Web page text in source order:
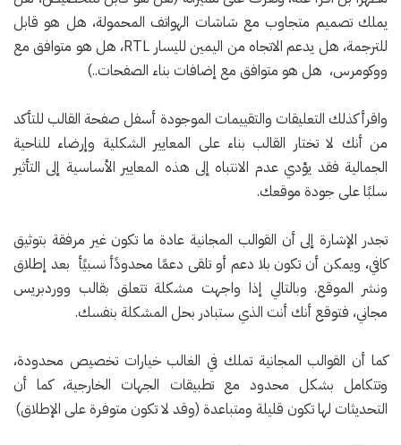
يملك تصميم متجاوب مع شاشات الهواتف المحمولة، هل هو قابل
للترجمة، هل يدعم الاتجاه من اليمين لليسار RTL، هل هو متوافق مع
ووكومرس، هل هو متوافق مع إضافات بناء الصفحات..)
واقرأ كذلك التعليقات والتقييمات الموجودة أسفل صفحة القالب للتأكد
من أنك لا تختار القالب بناء على المعايير الشكلية وإرضاء للناحية
الجمالية فقد يؤدي عدم الانتباه إلى هذه المعايير الأساسية إلى التأثير
سلبًا على جودة موقعك.
تجدر الإشارة إلى أن القوالب المجانية عادة ما تكون غير مرفقة بتوثيق
كافي، ويمكن أن تكون بلا دعم أو تلقى دعمًا محدودًأ نسبيًأ بعد إطلاق
ونشر الموقع. وبالتالي إذا واجهت مشكلة تتعلق بقالب ووردبريس
مجاني، فتوقع أنك أنت الذي ستبادر بحل المشكلة بنفسك.
كما أن القوالب المجانية تملك في الغالب خيارات تخصيص محدودة،
وتتكامل بشكل محدود مع تطبيقات الجهات الخارجية، كما أن
التحديثات لها تكون قليلة ومتباعدة (وقد لا تكون متوفرة على الإطلاق)